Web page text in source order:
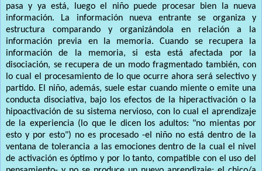
pasa y ya está, luego el niño puede procesar bien la nueva
información. La información nueva entrante se organiza y
estructura comparando y organizándola en relación a la
información previa en la memoria. Cuando se recupera la
información de la memoria, si esta está afectada por la
disociación, se recupera de un modo fragmentado también, con
lo cual el procesamiento de lo que ocurre ahora será selectivo y
partido. El niño, además, suele estar cuando miente o emite una
conducta disociativa, bajo los efectos de la hiperactivación o la
hipoactivación de su sistema nervioso, con lo cual el aprendizaje
de la experiencia (lo que le dicen los adultos: "no mientas por
esto y por esto") no es procesado -el niño no está dentro de la
ventana de tolerancia a las emociones dentro de la cual el nivel
de activación es óptimo y por lo tanto, compatible con el uso del